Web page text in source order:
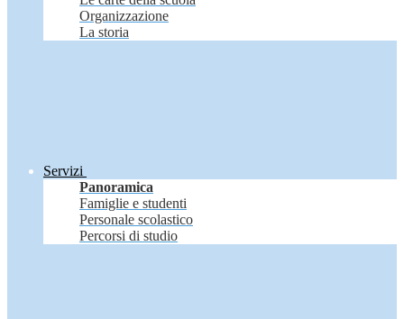
Organizzazione
La storia
Servizi
Panoramica
Famiglie e studenti
Personale scolastico
Percorsi di studio